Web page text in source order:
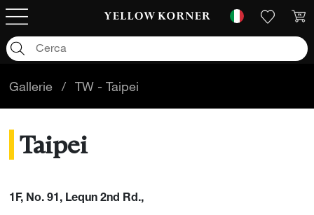
Gallerie / TW - Taipei
Taipei
1F, No. 91, Lequn 2nd Rd.,